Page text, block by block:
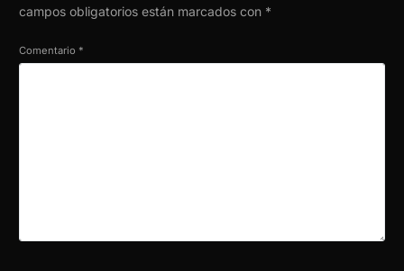
campos obligatorios están marcados con *
Comentario *